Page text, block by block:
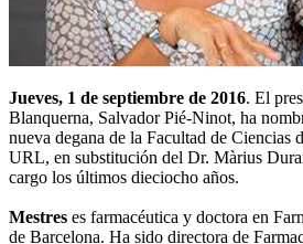
Jueves, 1 de septiembre de 2016. El
Blanquerna, Salvador Pié-Ninot, ha
nueva degana de la Facultad de Ciencias
URL, en substitución del Dr. Màrius
cargo los últimos dieciocho años.
Mestres es farmacéutica y doctora en
de Barcelona. Ha sido directora de